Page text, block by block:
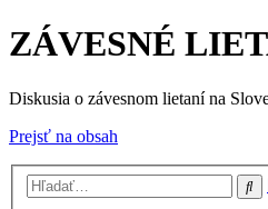
ZÁVESNÉ
Diskusia o závesnom lietaní na
Prejsť na obsah